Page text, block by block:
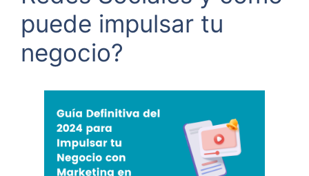
puede impulsar tu
negocio?